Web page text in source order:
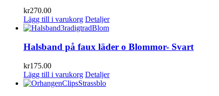
kr270.00
Lägg till i varukorg Detaljer
Halsband på faux läder o Blommor- Svart
kr175.00
Lägg till i varukorg Detaljer